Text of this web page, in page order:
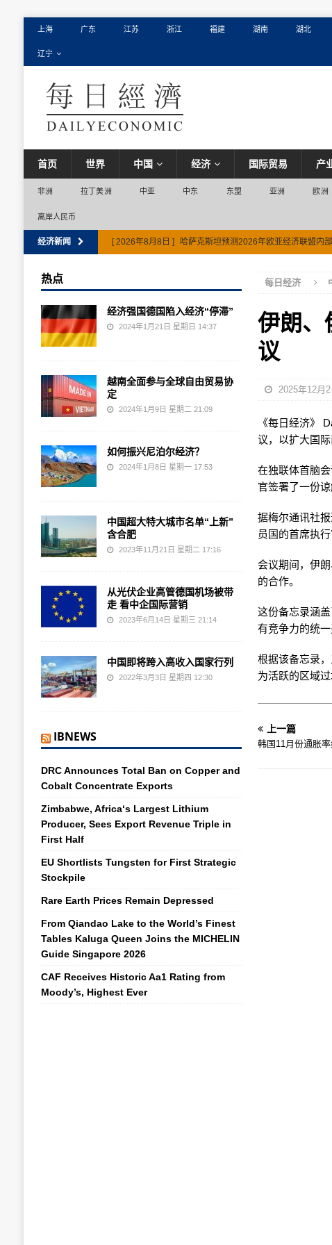
上海 广东 江苏 浙江 福建 湖南 湖北
辽宁
首页 世界 中国 经济 国际贸易 产
非洲 拉丁美洲 中亚 中东 东盟 亚洲 欧洲
离岸人民币
经济新闻 [ 2026年8月8日 ] 哈萨克斯坦预测2026年欧亚经济联盟内
每日经济
伊朗、
议
2025年12月
《每日经济》
议，以扩大国际
在独联体首脑
官签署了一份
据梅尔通讯社
员国的首席执
会议期间，伊
的合作。
这份备忘录涵
有竞争力的统
根据该备忘录
为活跃的区域过
上一篇
韩国11月份通胀
热点
经济强国德国陷入经济“停滞”
2024年1月21日 星期日 14:37
越南全面参与全球自由贸易协
定
2024年1月9日 星期二 21:09
如何振兴尼泊尔经济？
2024年1月8日 星期一 17:53
中国超大特大城市名单“上新”
含合肥
2023年11月21日 星期二 17:16
从光伏企业高管德国机场被带
走 看中企国际营销
2023年6月14日 星期三 21:14
中国即将跨入高收入国家行列
2022年3月3日 星期四 12:30
IBNEWS
DRC Announces Total Ban on Copper and
Cobalt Concentrate Exports
Zimbabwe, Africa‘s Largest Lithium
Producer, Sees Export Revenue Triple in
First Half
EU Shortlists Tungsten for First Strategic
Stockpile
Rare Earth Prices Remain Depressed
From Qiandao Lake to the World’s Finest
Tables Kaluga Queen Joins the MICHELIN
Guide Singapore 2026
CAF Receives Historic Aa1 Rating from
Moody’s, Highest Ever